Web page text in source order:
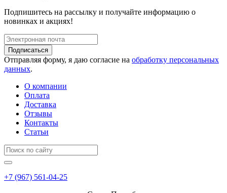
Подпишитесь на рассылку и получайте информацию о
новинках и акциях!
Подписаться
Отправляя форму, я даю согласие на обработку персональных
данных.
О компании
Оплата
Доставка
Отзывы
Контакты
Статьи
+7 (967) 561-04-25